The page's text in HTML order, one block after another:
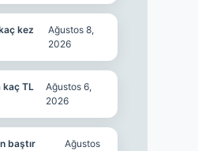
kez
Ağustos 8,
2026
kaç TL
Ağustos 6,
2026
baştır
Ağustos